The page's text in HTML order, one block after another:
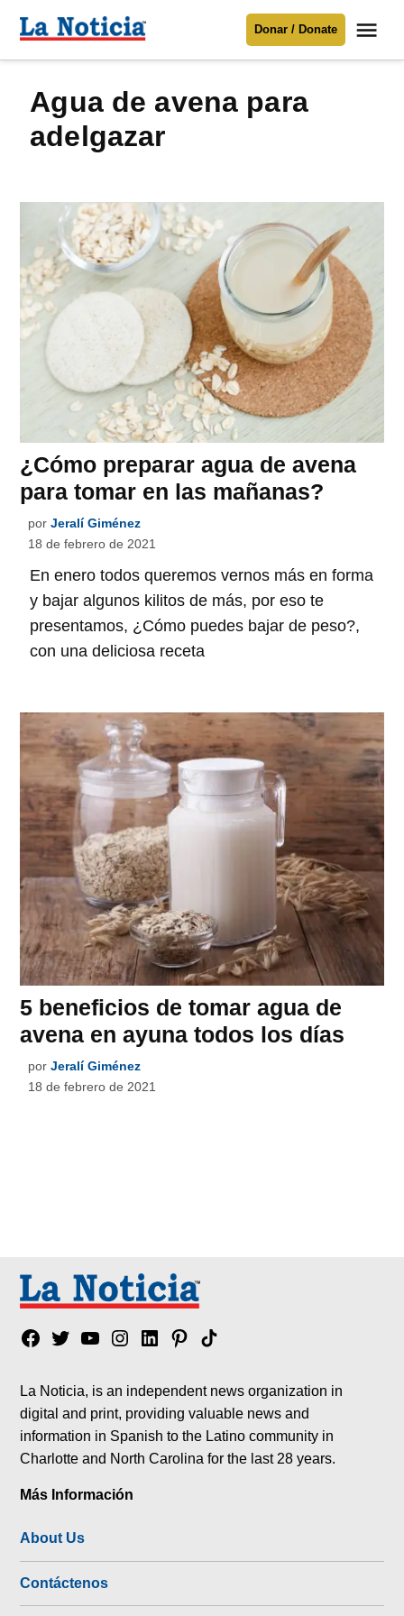
Para mantenerte informado necesitamos
contenido
Noticia
Donar / Donate
agua de avena para
adelgazar
¿Cómo preparar agua de avena
para tomar en las mañanas?
por Jeralí Giménez
18 de febrero de 2021
En enero todos queremos vernos más en forma
y bajar algunos kilitos de más, por eso te
presentamos, ¿Cómo puedes bajar de peso?,
con una deliciosa receta
5 beneficios de tomar agua de
avena en ayuna todos los días
por Jeralí Giménez
18 de febrero de 2021
Facebook
TwitterYouTubeInstagram
LinkedinPinterest
Tik
La Noticia, is an independent news organization in
digital and print, providing valuable news and
information in Spanish to the Latino community in
Charlotte and North Carolina for the last 28 years.
Más Información
About Us
Contáctenos